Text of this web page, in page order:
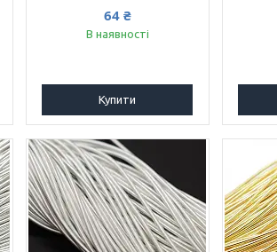
64 ₴
В наявності
Купити